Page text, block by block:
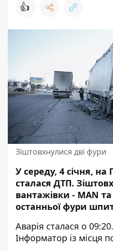
👍
Зіштовхнулися дві фури
У середу, 4 січня,
сталася ДТП.
вантажівки - MAN та
останньої фури
Аварія сталася о
Інформатор із місця